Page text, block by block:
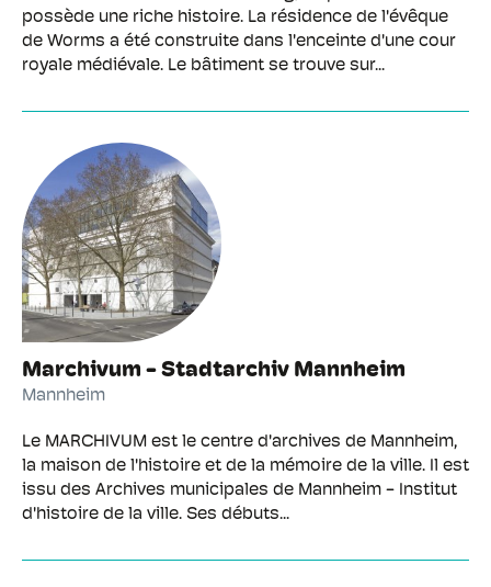
possède une riche histoire. La résidence de l'évêque
de Worms a été construite dans l'enceinte d'une cour
royale médiévale. Le bâtiment se trouve sur...
Marchivum - Stadtarchiv Mannheim
Mannheim
Le MARCHIVUM est le centre d'archives de Mannheim,
la maison de l'histoire et de la mémoire de la ville. Il est
issu des Archives municipales de Mannheim - Institut
d'histoire de la ville. Ses débuts...